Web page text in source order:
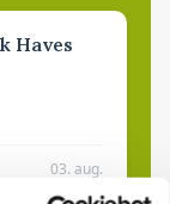
Haves
03. aug.